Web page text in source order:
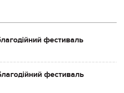
фестиваль
фестиваль